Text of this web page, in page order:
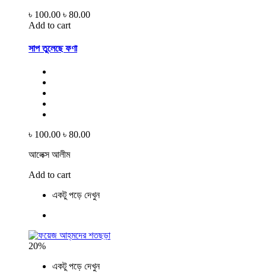
৳ 100.00 ৳ 80.00
Add to cart
সাপ তুলেছে ফণা
৳ 100.00 ৳ 80.00
আলেক্স আলীম
Add to cart
একটু পড়ে দেখুন
20%
একটু পড়ে দেখুন